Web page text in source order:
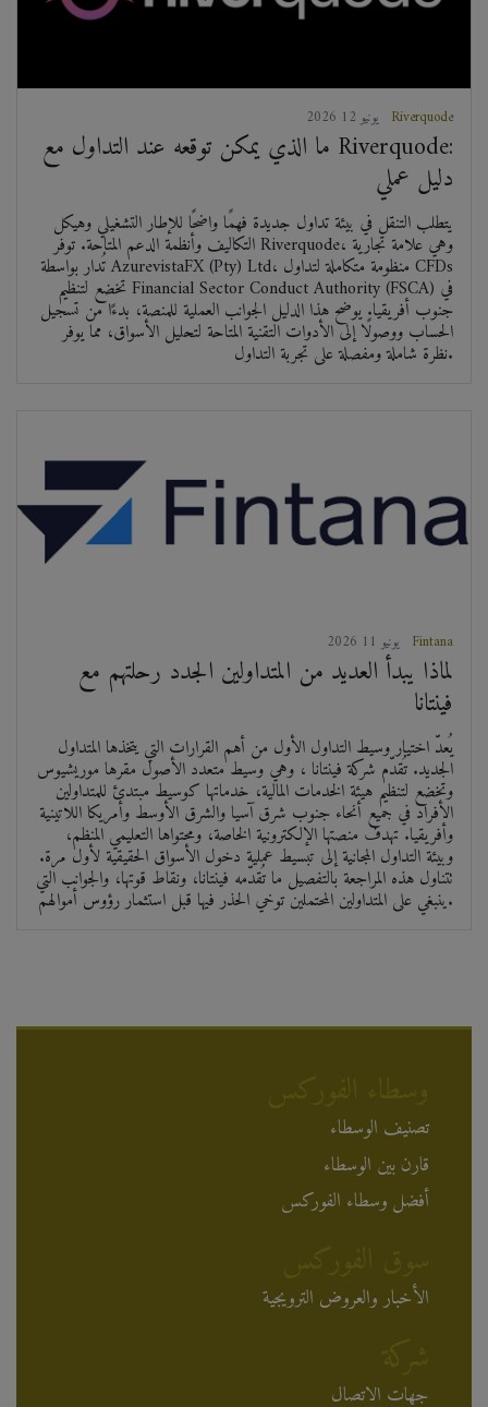
2026 يونيو 12 Riverquode
ما الذي يمكن توقعه عند التداول مع Riverquode:
دليل عملي
يتطلب التنقل في بيئة تداول جديدة فهمًا واضحًا للإطار التشغيلي وهيكل
التكاليف وأنظمة الدعم المتاحة. توفر Riverquode، وهي علامة تجارية
تُدار بواسطة AzurevistaFX (Pty) Ltd، منظومة متكاملة لتداول CFDs
تخضع لتنظيم Financial Sector Conduct Authority (FSCA) في
جنوب أفريقيا. يوضح هذا الدليل الجوانب العملية للمنصة، بدءًا من تسجيل
الحساب ووصولًا إلى الأدوات التقنية المتاحة لتحليل الأسواق، مما يوفر
نظرة شاملة ومفصلة على تجربة التداول.
2026 يونيو 11 Fintana
لماذا يبدأ العديد من المتداولين الجدد رحلتهم مع
فينتانا
يُعدّ اختيار وسيط التداول الأول من أهم القرارات التي يتخذها المتداول
الجديد. تُقدّم شركة فينتانا ، وهي وسيط متعدد الأصول مقرها موريشيوس
وتخضع لتنظيم هيئة الخدمات المالية، خدماتها كوسيط مبتدئ للمتداولين
الأفراد في جميع أنحاء جنوب شرق آسيا والشرق الأوسط وأمريكا اللاتينية
وأفريقيا. تهدف منصتها الإلكترونية الخاصة، ومحتواها التعليمي المنظم،
وبيئة التداول المجانية إلى تبسيط عملية دخول الأسواق الحقيقية لأول مرة.
تتناول هذه المراجعة بالتفصيل ما تُقدّمه فينتانا، ونقاط قوتها، والجوانب التي
ينبغي على المتداولين المحتملين توخي الحذر فيها قبل استثمار رؤوس أموالهم.
تصنيف الوسطاء
قارن بين الوسطاء
أفضل وسطاء الفوركس
الأخبار والعروض الترويجية
جهات الاتصال